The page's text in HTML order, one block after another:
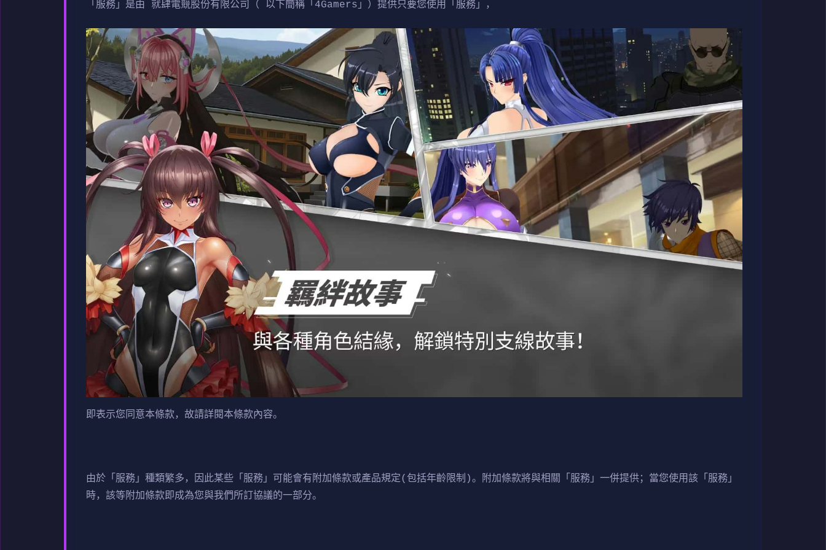
「服務」是由 就肆電競股份有限公司（ 以下簡稱「4Gamers」）提供只要您使用「服務」，
即表示您同意本條款，故請詳閱本條款內容。
由於「服務」種類繁多，因此某些「服務」可能會有附加條款或產品規定(包括年齡限制)。附加條款將與相關「服務」一併提供；當您使用該「服務」
時，該等附加條款即成為您與我們所訂協議的一部分。